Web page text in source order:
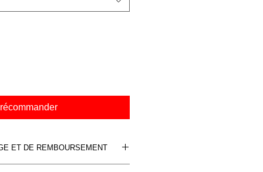
ET DE REMBOURSEMENT